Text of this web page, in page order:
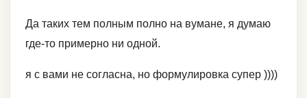
Да таких тем полным полно на вумане, я думаю
где-то примерно ни одной.
я с вами не согласна, но формулировка супер ))))